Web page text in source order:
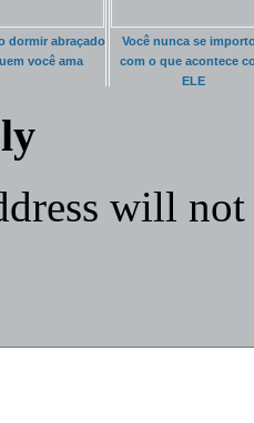
dormir abraçado
você ama
Você nunca se
com o que acontece
ELE
will